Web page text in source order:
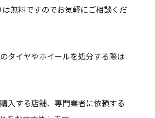
は無料ですのでお気軽にご相談くだ
タイヤやホイールを処分する際は
入する店舗、専門業者に依頼する